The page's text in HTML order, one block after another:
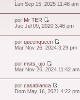
Lun Sep 15, 2025 11:48 am
por Mr TER
Jue Jul 09, 2020 3:46 pm
porqueenqueen
Mar Nov 26, 2024 3:29 pm
pormsts_ujo
Mar Nov 26, 2024 11:42 am
porcasablanca
Dom May 16, 2021 4:22 pm